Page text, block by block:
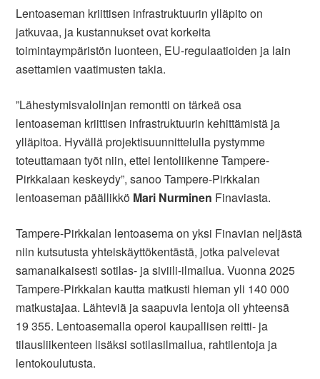
Lentoaseman kriittisen infrastruktuurin ylläpito on
jatkuvaa, ja kustannukset ovat korkeita
toimintaympäristön luonteen, EU-regulaatioiden ja lain
asettamien vaatimusten takia.
”Lähestymisvalolinjan remontti on tärkeä osa
lentoaseman kriittisen infrastruktuurin kehittämistä ja
ylläpitoa. Hyvällä projektisuunnittelulla pystymme
toteuttamaan työt niin, ettei lentoliikenne Tampere-
Pirkkalaan keskeydy”, sanoo Tampere-Pirkkalan
lentoaseman päällikkö Mari Nurminen Finaviasta.
Tampere-Pirkkalan lentoasema on yksi Finavian neljästä
niin kutsutusta yhteiskäyttökentästä, jotka palvelevat
samanaikaisesti sotilas- ja siviili-ilmailua. Vuonna 2025
Tampere-Pirkkalan kautta matkusti hieman yli 140 000
matkustajaa. Lähteviä ja saapuvia lentoja oli yhteensä
19 355. Lentoasemalla operoi kaupallisen reitti- ja
tilausliikenteen lisäksi sotilasilmailua, rahtilentoja ja
lentokoulutusta.